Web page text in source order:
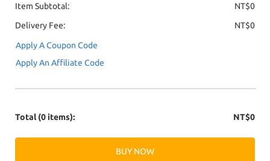
Item Subtotal:
NT$0
Delivery Fee:
NT$0
Apply A Coupon Code
Apply An Affiliate Code
Total (0 items): NT$0
BUY NOW